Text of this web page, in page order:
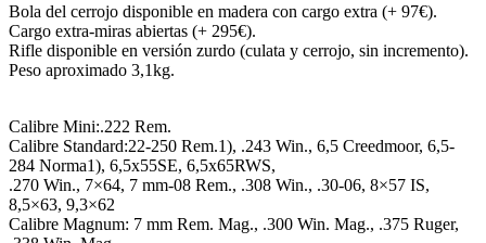
Bola del cerrojo disponible en madera con cargo extra (+ 97€).
Cargo extra-miras abiertas (+ 295€).
Rifle disponible en versión zurdo (culata y cerrojo, sin incremento).
Peso aproximado 3,1kg.
Calibre Mini:.222 Rem.
Calibre Standard:22-250 Rem.1), .243 Win., 6,5 Creedmoor, 6,5-
284 Norma1), 6,5x55SE, 6,5x65RWS,
.270 Win., 7×64, 7 mm-08 Rem., .308 Win., .30-06, 8×57 IS,
8,5×63, 9,3×62
Calibre Magnum: 7 mm Rem. Mag., .300 Win. Mag., .375 Ruger,